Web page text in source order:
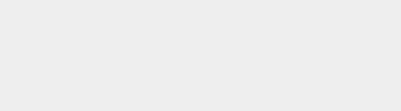
between the cops and villainous
both look menacing and are superb